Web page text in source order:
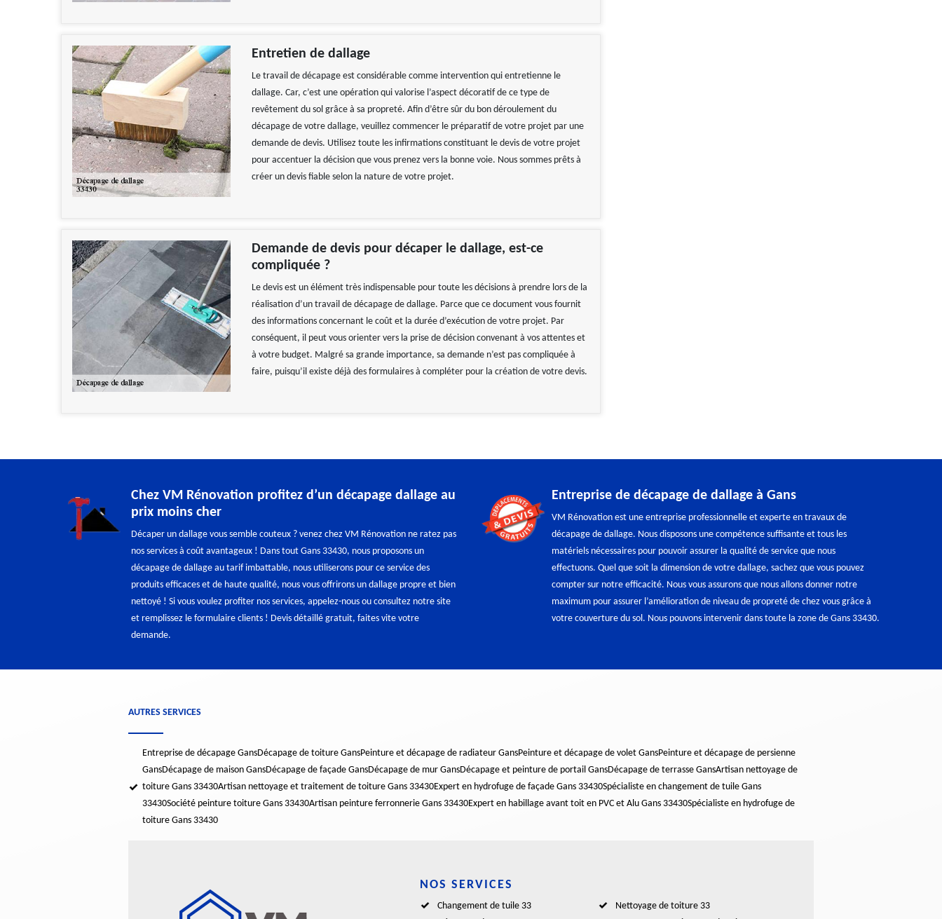
Entretien de dallage
Le travail de décapage est considérable comme intervention qui entretienne le
dallage. Car, c’est une opération qui valorise l’aspect décoratif de ce type de
revêtement du sol grâce à sa propreté. Afin d’être sûr du bon déroulement du
décapage de votre dallage, veuillez commencer le préparatif de votre projet par une
demande de devis. Utilisez toute les infirmations constituant le devis de votre projet
pour accentuer la décision que vous prenez vers la bonne voie. Nous sommes prêts à
créer un devis fiable selon la nature de votre projet.
Demande de devis pour décaper le dallage, est-ce
compliquée ?
Le devis est un élément très indispensable pour toute les décisions à prendre lors de la
réalisation d’un travail de décapage de dallage. Parce que ce document vous fournit
des informations concernant le coût et la durée d’exécution de votre projet. Par
conséquent, il peut vous orienter vers la prise de décision convenant à vos attentes et
à votre budget. Malgré sa grande importance, sa demande n’est pas compliquée à
faire, puisqu’il existe déjà des formulaires à compléter pour la création de votre devis.
Chez VM Rénovation profitez d’un décapage dallage au
prix moins cher
Décaper un dallage vous semble couteux ? venez chez VM Rénovation ne ratez pas
nos services à coût avantageux ! Dans tout Gans 33430, nous proposons un
décapage de dallage au tarif imbattable, nous utiliserons pour ce service des
produits efficaces et de haute qualité, nous vous offrirons un dallage propre et bien
nettoyé ! Si vous voulez profiter nos services, appelez-nous ou consultez notre site
et remplissez le formulaire clients ! Devis détaillé gratuit, faites vite votre
demande.
Entreprise de décapage de dallage à Gans
VM Rénovation est une entreprise professionnelle et experte en travaux de
décapage de dallage. Nous disposons une compétence suffisante et tous les
matériels nécessaires pour pouvoir assurer la qualité de service que nous
effectuons. Quel que soit la dimension de votre dallage, sachez que vous pouvez
compter sur notre efficacité. Nous vous assurons que nous allons donner notre
maximum pour assurer l’amélioration de niveau de propreté de chez vous grâce à
votre couverture du sol. Nous pouvons intervenir dans toute la zone de Gans 33430.
AUTRES SERVICES
Entreprise de décapage GansDécapage de toiture GansPeinture et décapage de radiateur GansPeinture et décapage de volet GansPeinture et décapage de persienne
GansDécapage de maison GansDécapage de façade GansDécapage de mur GansDécapage et peinture de portail GansDécapage de terrasse GansArtisan nettoyage de
toiture Gans 33430Artisan nettoyage et traitement de toiture Gans 33430Expert en hydrofuge de façade Gans 33430Spécialiste en changement de tuile Gans
33430Société peinture toiture Gans 33430Artisan peinture ferronnerie Gans 33430Expert en habillage avant toit en PVC et Alu Gans 33430Spécialiste en hydrofuge de
toiture Gans 33430
NOS SERVICES
Changement de tuile 33
Nettoyage de toiture 33